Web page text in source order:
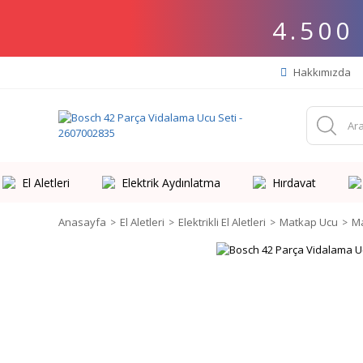
4.500
Hakkımızda
El Aletleri Elektrik Aydınlatma Hırdavat
Anasayfa El Aletleri Elektrikli El Aletleri Matkap Ucu